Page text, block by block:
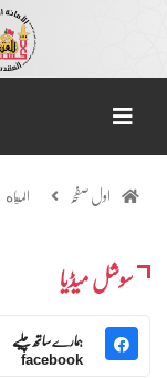
اول صفحہ المياه
سوشل میڈیا
ہمارے ساتھ چلیے
facebook